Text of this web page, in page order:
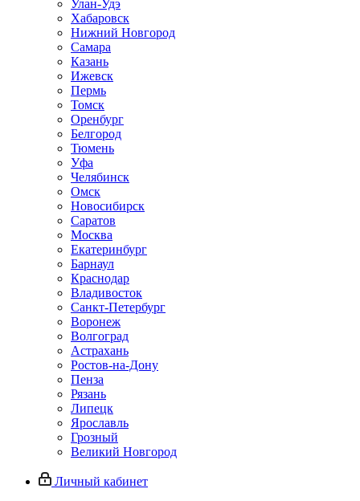
Улан-Удэ
Хабаровск
Нижний Новгород
Самара
Казань
Ижевск
Пермь
Томск
Оренбург
Белгород
Тюмень
Уфа
Челябинск
Омск
Новосибирск
Саратов
Москва
Екатеринбург
Барнаул
Краснодар
Владивосток
Санкт-Петербург
Воронеж
Волгоград
Астрахань
Ростов-на-Дону
Пенза
Рязань
Липецк
Ярославль
Грозный
Великий Новгород
Личный кабинет